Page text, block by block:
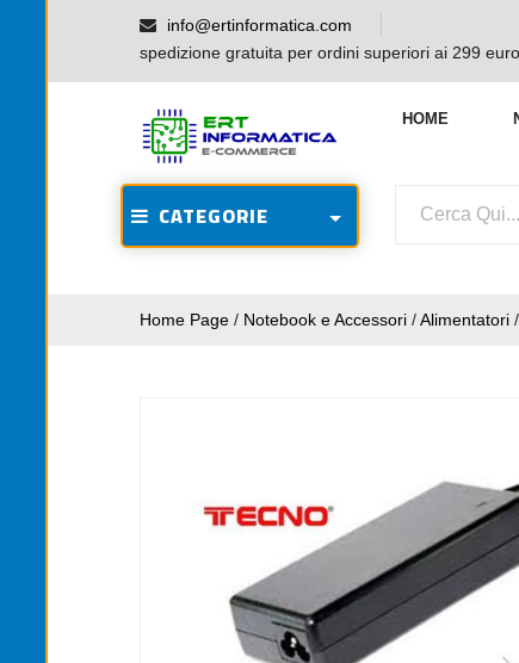
info@ertinformatica.com
spedizione gratuita per ordini superiori ai 299 euro
HOME
CATEGORIE
Home Page / Notebook e Accessori /Alimentatori /